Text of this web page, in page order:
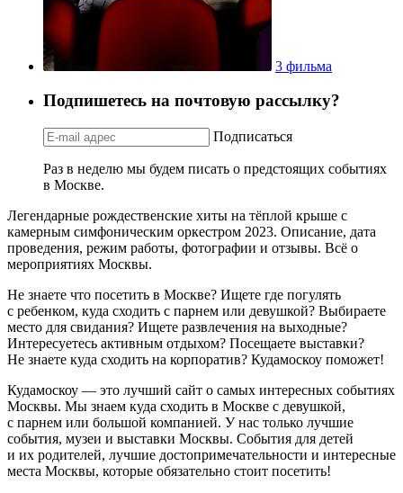
3 фильма
Подпишетесь на почтовую рассылку?
Подписаться
Раз в неделю мы будем писать о предстоящих событиях
в Москве.
Легендарные рождественские хиты на тёплой крыше с
камерным симфоническим оркестром 2023. Описание, дата
проведения, режим работы, фотографии и отзывы. Всё о
мероприятиях Москвы.
Не знаете что посетить в Москве? Ищете где погулять
с ребенком, куда сходить с парнем или девушкой? Выбираете
место для свидания? Ищете развлечения на выходные?
Интересуетесь активным отдыхом? Посещаете выставки?
Не знаете куда сходить на корпоратив? Кудамоскоу поможет!
Кудамоскоу — это лучший сайт о самых интересных событиях
Москвы. Мы знаем куда сходить в Москве с девушкой,
с парнем или большой компанией. У нас только лучшие
события, музеи и выставки Москвы. События для детей
и их родителей, лучшие достопримечательности и интересные
места Москвы, которые обязательно стоит посетить!